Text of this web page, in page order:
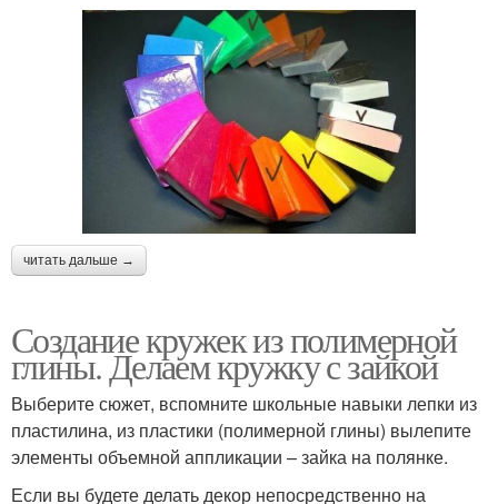
читать дальше →
Создание кружек из полимерной
глины. Делаем кружку с зайкой
Выберите сюжет, вспомните школьные навыки лепки из
пластилина, из пластики (полимерной глины) вылепите
элементы объемной аппликации – зайка на полянке.
Если вы будете делать декор непосредственно на